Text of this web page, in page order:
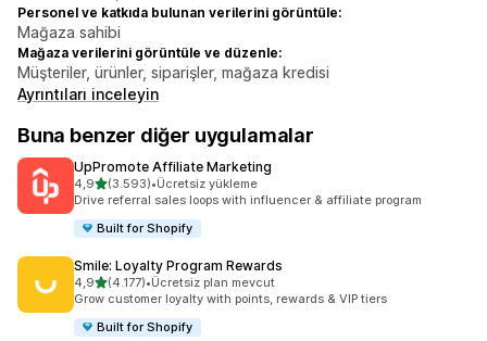
Personel ve katkıda bulunan verilerini görüntüle:
Mağaza sahibi
Mağaza verilerini görüntüle ve düzenle:
Müşteriler, ürünler, siparişler, mağaza kredisi
Ayrıntıları inceleyin
Buna benzer diğer uygulamalar
UpPromote Affiliate Marketing
4,95 yıldız üzerinden
(3.593)
toplam 3593 değerlendirme
•Ücretsiz yükleme
Drive referral sales loops with influencer & affiliate program
Built for Shopify
Smile: Loyalty Program Rewards
4,95 yıldız üzerinden
(4.177)
toplam 4177 değerlendirme
•Ücretsiz plan mevcut
Grow customer loyalty with points, rewards & VIP tiers
Built for Shopify